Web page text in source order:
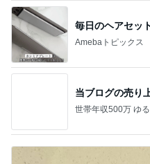
毎日のヘアセッ
Amebaトピックス
当ブログの売り
世帯年収500万 ゆ